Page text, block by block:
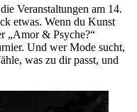
Veranstaltungen am 14.
etwas. Wenn du Kunst
„Amor & Psyche?“
Und wer Mode sucht,
was zu dir passt, und